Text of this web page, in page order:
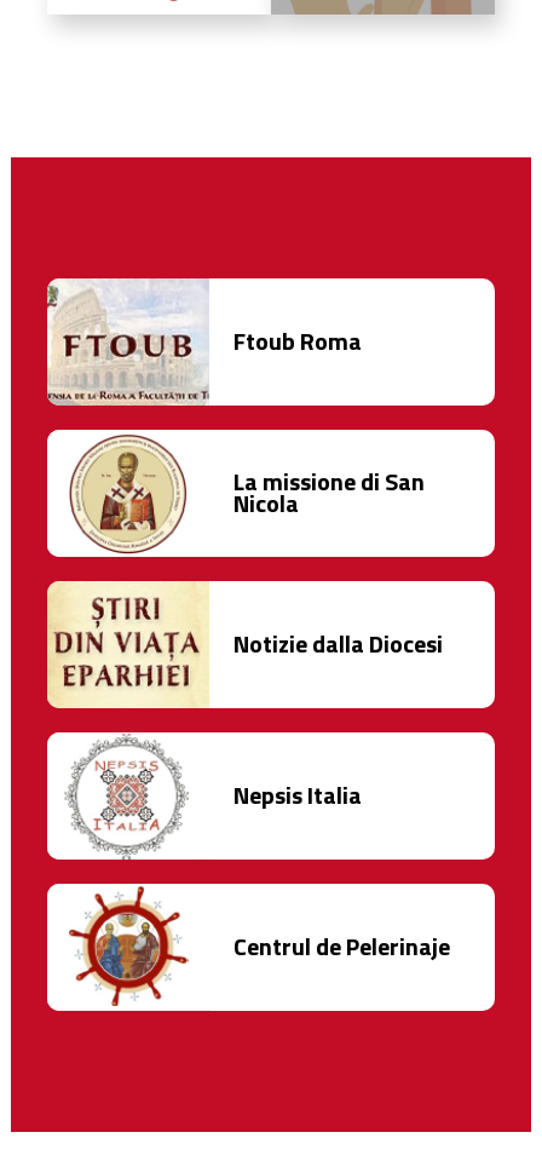
Ftoub Roma
La missione di San
Nicola
Notizie dalla Diocesi
Nepsis Italia
Centrul de Pelerinaje